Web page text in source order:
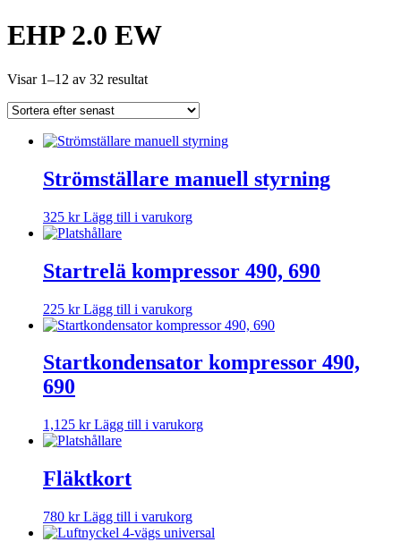
EHP 2.0 EW
Visar 1–12 av 32 resultatSortera
Strömställare manuell styrning
325 kr Lägg till i varukorg
Startrelä kompressor 490, 690
225 kr Lägg till i varukorg
Startkondensator kompressor 490,
690
1,125 kr Lägg till i varukorg
Fläktkort
780 kr Lägg till i varukorg